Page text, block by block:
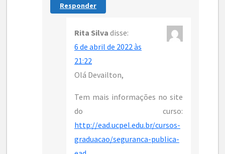
Responder
Rita Silva disse:
6 de abril de 2022 às
21:22
Olá Devailton,
Tem mais informações no site
do curso:
http://ead.ucpel.edu.br/cursos-
graduacao/seguranca-publica-